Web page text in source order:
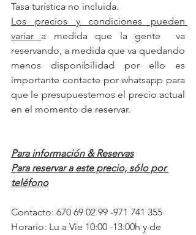
Tasa turística no incluida.
Los precios y condiciones pueden
variar a medida que la gente  va
reservando, a medida que va quedando
menos disponibilidad por ello es
importante contacte por whatsapp para
que le presupuestemos el precio actual
en el momento de reservar.
Para información & Reservas
Para reservar a este precio, sólo por
teléfono
Contacto: 670 69 02 99 -971 741 355
Horario: Lu a Vie 10:00 -13:00h y de